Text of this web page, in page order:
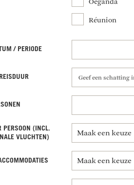
Réunion
/ PERIODE
Geef een schatting
PERSOON (INCL.
VLUCHTEN)